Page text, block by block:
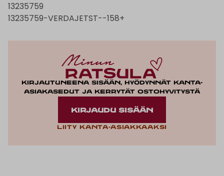
13235759
13235759-VERDAJETST--158+
Kirjautuneena sisään, hyödynnät kanta-
asiakasedut ja kerrytät ostohyvitystä
KIRJAUDU SISÄÄN
Liity kanta-asiakkaaksi